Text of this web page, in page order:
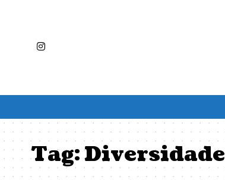
Tag:Diversidade